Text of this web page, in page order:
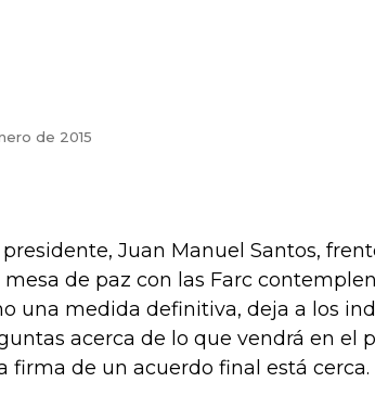
de 2015
Juan Manuel Santos,
de paz con las Farc contemplen
una medida definitiva, deja a los
acerca de lo que vendrá en el
firma de un acuerdo final está cerca.